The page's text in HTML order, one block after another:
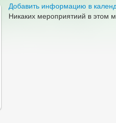
Добавить информацию в
Никаких мероприятиий в этом